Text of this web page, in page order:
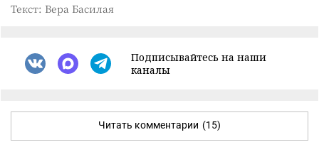
Текст: Вера Басилая
Подписывайтесь на наши
каналы
Читать комментарии (15)